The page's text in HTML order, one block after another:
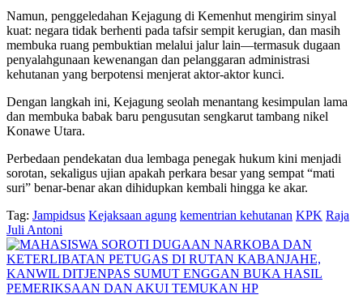
Namun, penggeledahan Kejagung di Kemenhut mengirim sinyal
kuat: negara tidak berhenti pada tafsir sempit kerugian, dan masih
membuka ruang pembuktian melalui jalur lain—termasuk dugaan
penyalahgunaan kewenangan dan pelanggaran administrasi
kehutanan yang berpotensi menjerat aktor-aktor kunci.
Dengan langkah ini, Kejagung seolah menantang kesimpulan lama
dan membuka babak baru pengusutan sengkarut tambang nikel
Konawe Utara.
Perbedaan pendekatan dua lembaga penegak hukum kini menjadi
sorotan, sekaligus ujian apakah perkara besar yang sempat “mati
suri” benar-benar akan dihidupkan kembali hingga ke akar.
Tag: Jampidsus Kejaksaan agung kementrian kehutanan KPK Raja
Juli Antoni